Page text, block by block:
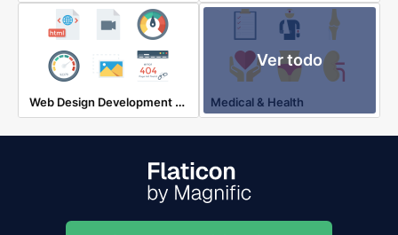
Web Design Development & Ui
Ver todo
Medical & Health